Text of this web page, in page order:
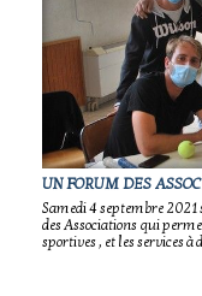
UN FORUM DES
Samedi 4 septembre
des Associations qui
sportives , et les services